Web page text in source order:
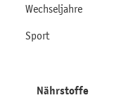
Wechseljahre
Sport
Nährstoffe